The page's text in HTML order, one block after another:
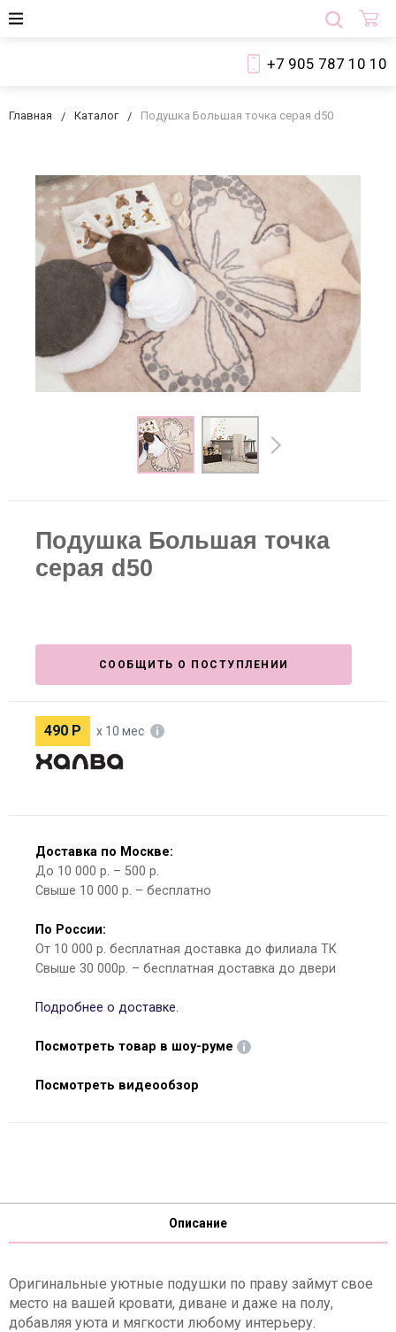
+7 905 787 10 10
Главная Каталог Подушка Большая точка серая d50
Подушка Большая точка
серая d50
СООБЩИТЬ О ПОСТУПЛЕНИИ
490 Р х 10 мес
Доставка по Москве:
До 10 000 р. – 500 р.
Свыше 10 000 р. – бесплатно
По России:
От 10 000 р. бесплатная доставка до филиала ТК
Свыше 30 000р. – бесплатная доставка до двери
Подробнее о доставке.
Посмотреть товар в шоу-руме
Посмотреть видеообзор
Описание
Оригинальные уютные подушки по праву займут свое
место на вашей кровати, диване и даже на полу,
добавляя уюта и мягкости любому интерьеру.